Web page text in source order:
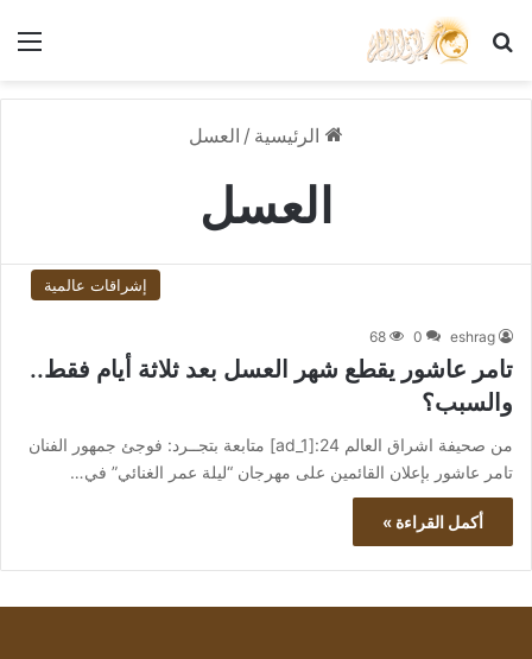
بحث عن
الرئيسية / العسل
العسل
إشراقات عالمية
eshrag
0
68
تامر عاشور يقطع شهر العسل بعد ثلاثة أيام فقط..
والسبب؟
من صحيفة اشراق العالم 24:[ad_1] متابعة بتجــرد: فوجئ جمهور الفنان
تامر عاشور بإعلان القائمين على مهرجان “ليلة عمر الغنائي” في…
أكمل القراءة »